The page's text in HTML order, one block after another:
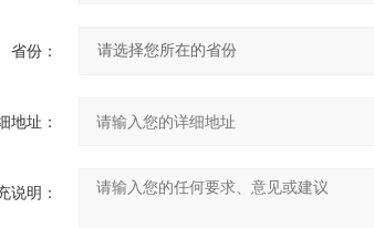
省份：
地址：
说明：